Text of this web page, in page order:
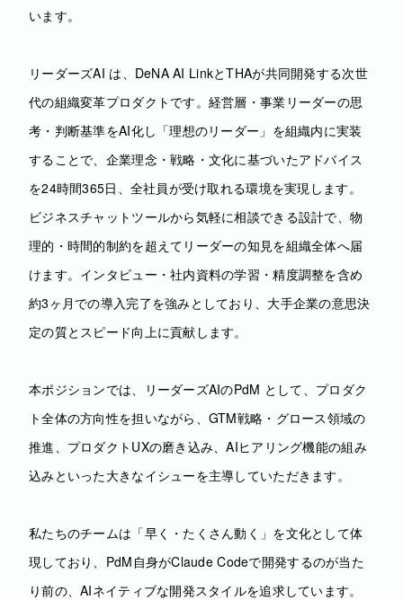
います。
リーダーズAI は、DeNA AI LinkとTHAが共同開発する次世
代の組織変革プロダクトです。経営層・事業リーダーの思
考・判断基準をAI化し「理想のリーダー」を組織内に実装
することで、企業理念・戦略・文化に基づいたアドバイス
を24時間365日、全社員が受け取れる環境を実現します。
ビジネスチャットツールから気軽に相談できる設計で、物
理的・時間的制約を超えてリーダーの知見を組織全体へ届
けます。インタビュー・社内資料の学習・精度調整を含め
約3ヶ月での導入完了を強みとしており、大手企業の意思決
定の質とスピード向上に貢献します。
本ポジションでは、リーダーズAIのPdM として、プロダク
ト全体の方向性を担いながら、GTM戦略・グロース領域の
推進、プロダクトUXの磨き込み、AIヒアリング機能の組み
込みといった大きなイシューを主導していただきます。
私たちのチームは「早く・たくさん動く」を文化として体
現しており、PdM自身がClaude Codeで開発するのが当た
り前の、AIネイティブな開発スタイルを追求しています。